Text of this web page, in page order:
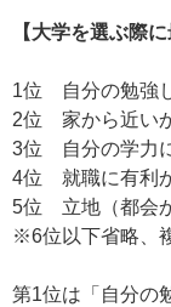
【大学を選ぶ際
1位 自分の勉強
2位 家から近い
3位 自分の学力
4位 就職に有利
5位 立地（都会
※6位以下省略、
第1位は「自分の